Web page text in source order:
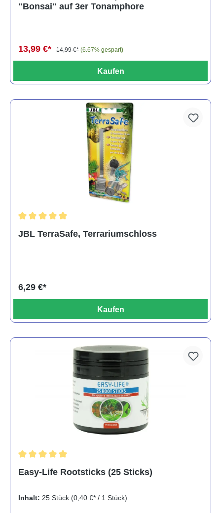
"Bonsai" auf 3er Tonamphore
13,99 €* 14,99 €* (6.67% gespart)
Kaufen
JBL TerraSafe, Terrariumschloss
6,29 €*
Kaufen
Easy-Life Rootsticks (25 Sticks)
Inhalt: 25 Stück (0,40 €* / 1 Stück)